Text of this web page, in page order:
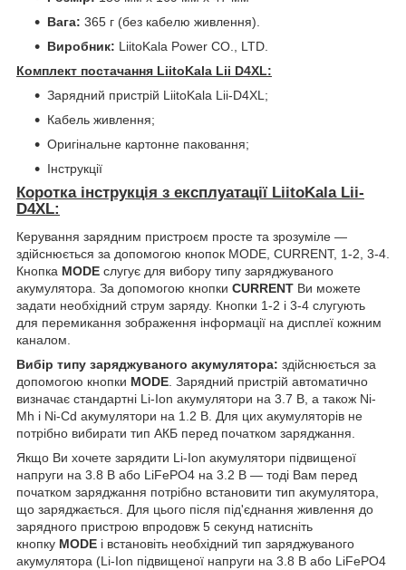
Вага: 365 г (без кабелю живлення).
Виробник: LiitoKala Power CO., LTD.
Комплект постачання LiitoKala Lii D4XL:
Зарядний пристрій LiitoKala Lii-D4XL;
Кабель живлення;
Оригінальне картонне паковання;
Інструкції
Коротка інструкція з експлуатації LiitoKala Lii-
D4XL:
Керування зарядним пристроєм просте та зрозуміле —
здійснюється за допомогою кнопок MODE, CURRENT, 1-2, 3-4.
Кнопка MODE слугує для вибору типу заряджуваного
акумулятора. За допомогою кнопки CURRENT Ви можете
задати необхідний струм заряду. Кнопки 1-2 і 3-4 слугують
для перемикання зображення інформації на дисплеї кожним
каналом.
Вибір типу заряджуваного акумулятора: здійснюється за
допомогою кнопки MODE. Зарядний пристрій автоматично
визначає стандартні Li-Ion акумулятори на 3.7 В, а також Ni-
Mh і Ni-Cd акумулятори на 1.2 В. Для цих акумуляторів не
потрібно вибирати тип АКБ перед початком заряджання.
Якщо Ви хочете зарядити Li-Ion акумулятори підвищеної
напруги на 3.8 В або LiFePO4 на 3.2 В — тоді Вам перед
початком заряджання потрібно встановити тип акумулятора,
що заряджається. Для цього після під'єднання живлення до
зарядного пристрою впродовж 5 секунд натисніть
кнопку MODE і встановіть необхідний тип заряджуваного
акумулятора (Li-Ion підвищеної напруги на 3.8 В або LiFePO4